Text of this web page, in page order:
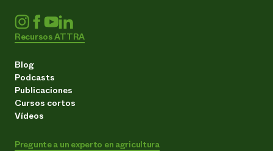
Recursos ATTRA
Blog
Podcasts
Publicaciones
Cursos cortos
Vídeos
Pregunte a un experto en agricultura